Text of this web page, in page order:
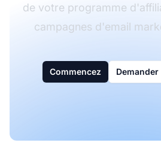
de votre programme
campagnes d'email
Commencez